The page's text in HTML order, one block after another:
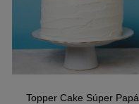
Topper Cake Súper Papá